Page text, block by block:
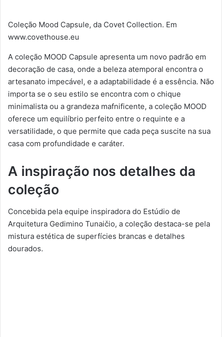
Coleção Mood Capsule, da Covet Collection. Em
www.covethouse.eu
A coleção MOOD Capsule apresenta um novo padrão em
decoração de casa, onde a beleza atemporal encontra o
artesanato impecável, e a adaptabilidade é a essência. Não
importa se o seu estilo se encontra com o chique
minimalista ou a grandeza mafnificente, a coleção MOOD
oferece um equilíbrio perfeito entre o requinte e a
versatilidade, o que permite que cada peça suscite na sua
casa com profundidade e caráter.
A inspiração nos detalhes da
coleção
Concebida pela equipe inspiradora do Estúdio de
Arquitetura Gedimino Tunaičio, a coleção destaca-se pela
mistura estética de superfícies brancas e detalhes
dourados.